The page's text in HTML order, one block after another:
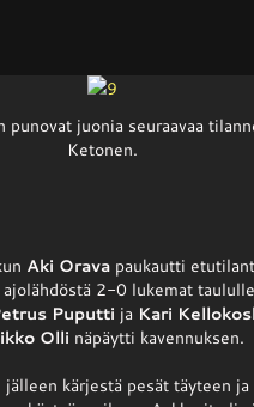
punovat juonia seuraavaa
Ketonen.
Aki Orava paukautti
2-0 lukemat
Puputti ja Kari
Olli näpäytti kavennuksen.
kärjestä pesät täyteen